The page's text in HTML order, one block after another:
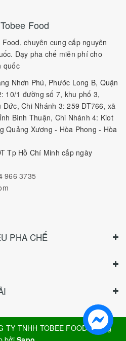
nội thành với đơn hàng từ
TIN
tin khuyến mãi
ĐĂNG KÝ
Food
chuyên cung cấp nguyên
Dạy pha chế miễn phí cho
Nhơn Phú, Phước Long B, Quận
1 đường số 7, khu phố 3,
Bình Thuận, Chi Nhánh 4: Kiot
Quảng Xương - Hòa Phong - Hòa
Tp Hồ Chí Minh cấp ngày
966 3735